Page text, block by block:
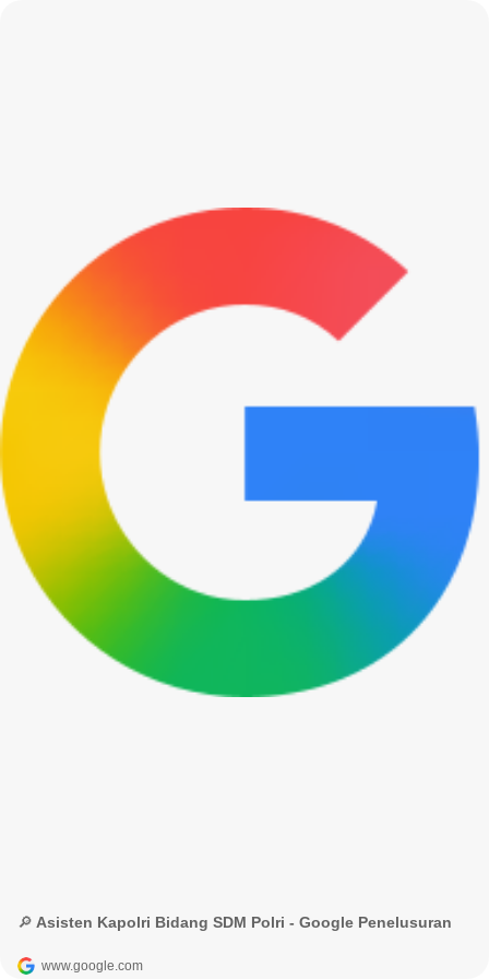
🔎 Asisten Kapolri Bidang SDM Polri - Google Penelusuran
www.google.com